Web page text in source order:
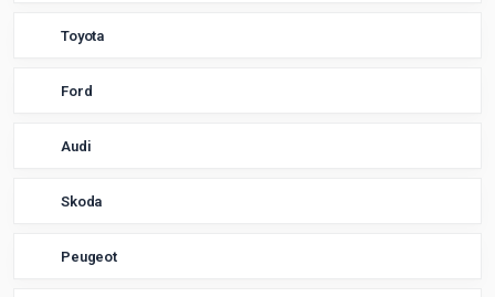
Toyota
Ford
Audi
Skoda
Peugeot